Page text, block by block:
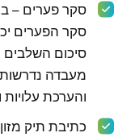
סקר פערים –
סקר הפערים
סיכום השלבים
מעבדה
והערכת עלויות
כתיבת תיק